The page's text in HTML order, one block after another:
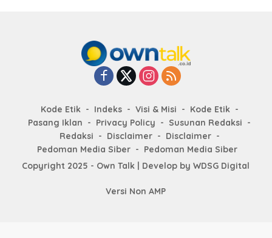
Kode Etik Indeks Visi & Misi
Kode Etik
Pasang Iklan
Privacy Policy
Susunan Redaksi
Redaksi
Disclaimer
Disclaimer
Pedoman Media Siber
Pedoman Media Siber
Copyright 2025 - Own Talk | Develop byWDSG Digital
Versi Non AMP